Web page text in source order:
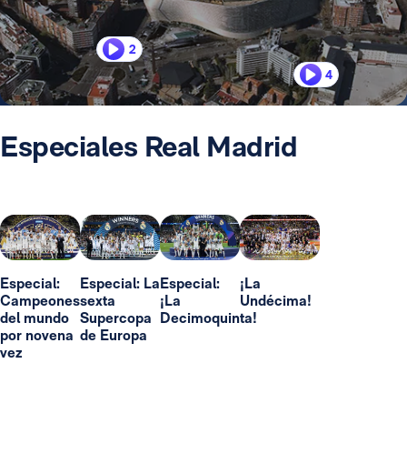
2
4
Especiales Real Madrid
Especial:
Campeones
del mundo
por novena
vez
Especial: La
sexta
Supercopa
de Europa
Especial:
¡La
Decimoquinta!
¡La
Undécima!